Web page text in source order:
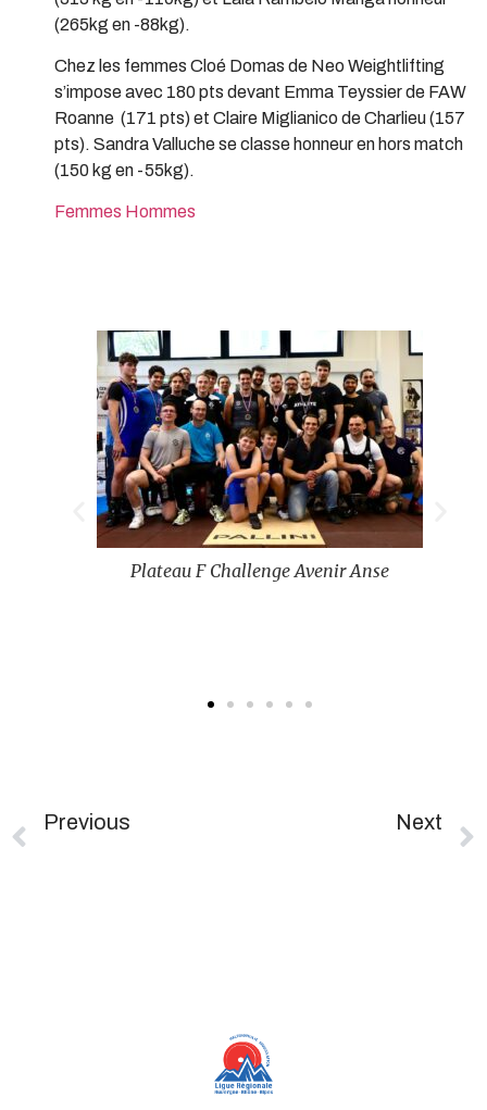
(265kg en -88kg).
Chez les femmes Cloé Domas de Neo Weightlifting
s’impose avec 180 pts devant Emma Teyssier de FAW
Roanne (171 pts) et Claire Miglianico de Charlieu (157
pts). Sandra Valluche se classe honneur en hors match
(150 kg en -55kg).
Femmes Hommes
Plateau F Challenge Avenir Anse
Previous
Next